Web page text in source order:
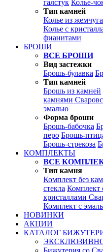
галстук Колье-
Тип камней
Колье из жемчуга
Колье с
фианитами
БРОШИ
ВСЕ БРОШИ
Вид застежки
Брошь-булавка
Тип камней
Брошь из камней
камнями
эмалью
Форма броши
Брошь-бабочка
перо Брошь-
Брошь-стрекоза
КОМПЛЕКТЫ
ВСЕ
Тип камня
Комплект без
стекла Комплект
кристаллами
Комплект с
НОВИНКИ
АКЦИИ
КАТАЛОГ
ЭКСКЛЮЗИВНО
Бижутерия со